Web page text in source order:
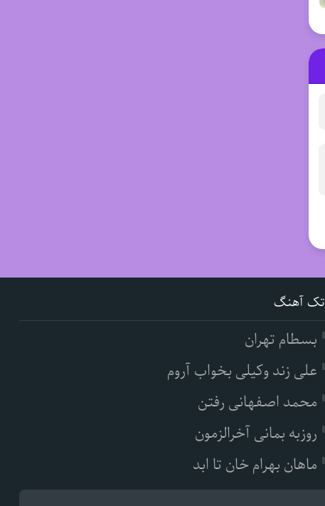
تک آهنگ
بسطام تهران
علی زند وکیلی بخواب آروم
محمد اصفهانی رفتن
روزبه بمانی آخرالزمون
ماهان بهرام خان تا ابد